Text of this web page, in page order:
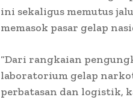
ini sekaligus memutus
memasok pasar gelap
“Dari rangkaian
laboratorium gelap
perbatasan dan logistik,